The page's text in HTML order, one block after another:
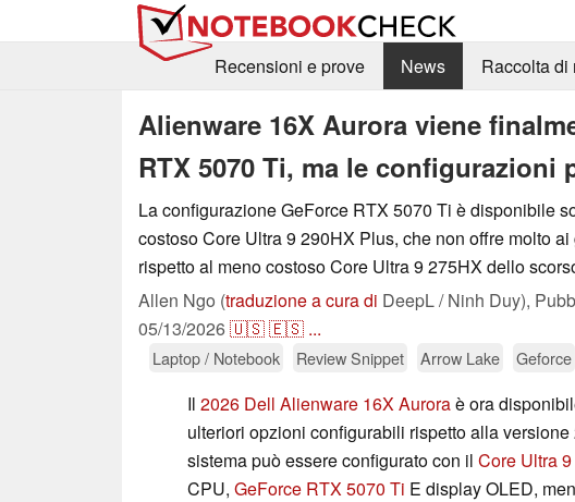
Recensioni e prove
News Raccolta di
Alienware 16X Aurora viene
RTX 5070 Ti, ma le
La configurazione GeForce RTX 5070 Ti è disponibile
costoso Core Ultra 9 290HX Plus, che non offre molto ai
rispetto al meno costoso Core Ultra 9 275HX dello
Allen Ngo (traduzione a cura di DeepL / Ninh Duy),
05/13/2026🇺🇸🇪🇸 ...
Laptop / Notebook Review Snippet Arrow Lake Geforce
Il 2026 Dell Alienware 16X Auroraè ora
ulteriori opzioni configurabili rispetto alla versione
sistema può essere configurato con il Core Ultra
CPU, GeForce RTX 5070 Ti E display OLED,